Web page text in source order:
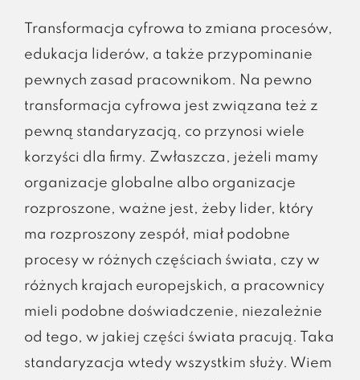
Transformacja cyfrowa to zmiana procesów,
edukacja liderów, a także przypominanie
pewnych zasad pracownikom. Na pewno
transformacja cyfrowa jest związana też z
pewną standaryzacją, co przynosi wiele
korzyści dla firmy. Zwłaszcza, jeżeli mamy
organizacje globalne albo organizacje
rozproszone, ważne jest, żeby lider, który
ma rozproszony zespół, miał podobne
procesy w różnych częściach świata, czy w
różnych krajach europejskich, a pracownicy
mieli podobne doświadczenie, niezależnie
od tego, w jakiej części świata pracują. Taka
standaryzacja wtedy wszystkim służy. Wiem